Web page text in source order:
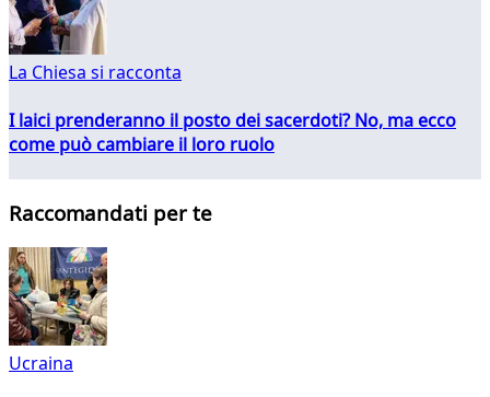
La Chiesa si racconta
I laici prenderanno il posto dei sacerdoti? No, ma ecco
come può cambiare il loro ruolo
Raccomandati per te
Ucraina